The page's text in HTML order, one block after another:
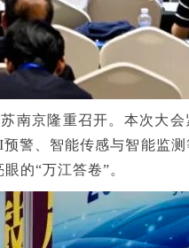
南京隆重召开。本次大会
警、智能传感与智能监测
的“万江答卷”。